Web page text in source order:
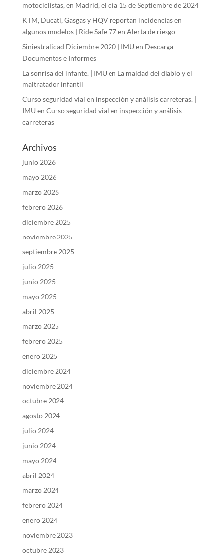
motociclistas, en Madrid, el día 15 de Septiembre de 2024
KTM, Ducati, Gasgas y HQV reportan incidencias en
algunos modelos | Ride Safe 77en Alerta de riesgo
Siniestralidad Diciembre 2020 | IMU en Descarga
Documentos e Informes
La sonrisa del infante. | IMU en La maldad del diablo y el
maltratador infantil
Curso seguridad vial en inspección y análisis carreteras. |
IMU en Curso seguridad vial en inspección y análisis
carreteras
Archivos
junio 2026
mayo 2026
marzo 2026
febrero 2026
diciembre 2025
noviembre 2025
septiembre 2025
julio 2025
junio 2025
mayo 2025
abril 2025
marzo 2025
febrero 2025
enero 2025
diciembre 2024
noviembre 2024
octubre 2024
agosto 2024
julio 2024
junio 2024
mayo 2024
abril 2024
marzo 2024
febrero 2024
enero 2024
noviembre 2023
octubre 2023